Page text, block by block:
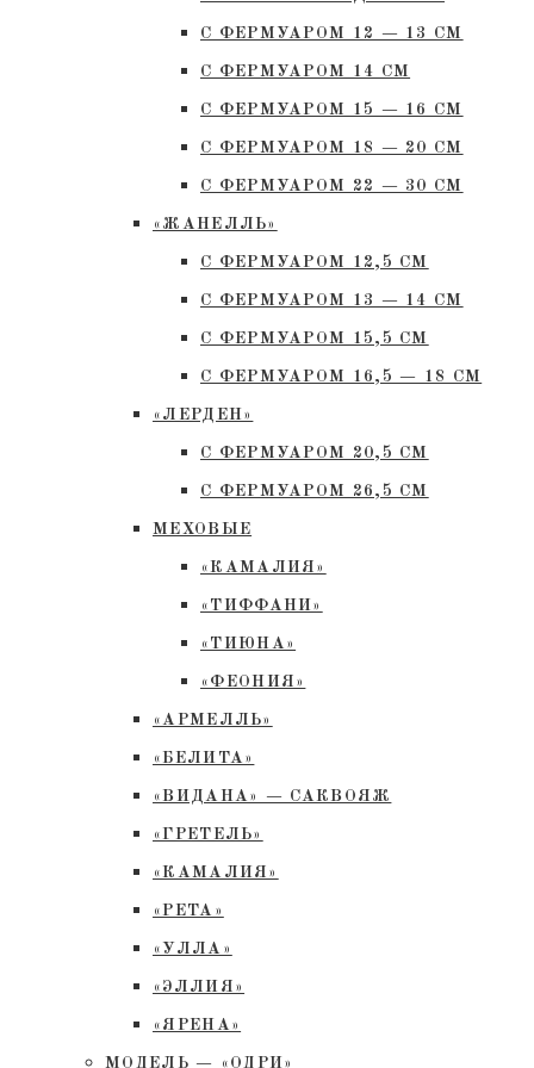
С ФЕРМУАРОМ 12 — 13 СМ
С ФЕРМУАРОМ 14 СМ
С ФЕРМУАРОМ 15 — 16 СМ
C ФЕРМУАРОМ 18 — 20 СМ
С ФЕРМУАРОМ 22 — 30 СМ
«ЖАНЕЛЛЬ»
С ФЕРМУАРОМ 12,5 СМ
С ФЕРМУАРОМ 13 — 14 СМ
С ФЕРМУАРОМ 15,5 СМ
С ФЕРМУАРОМ 16,5 — 18 СМ
«ЛЕРДЕН»
С ФЕРМУАРОМ 20,5 СМ
С ФЕРМУАРОМ 26,5 СМ
МЕХОВЫЕ
«КАМАЛИЯ»
«ТИФФАНИ»
«ТИЮНА»
«ФЕОНИЯ»
«АРМЕЛЛЬ»
«БЕЛИТА»
«ВИДАНА» — САКВОЯЖ
«ГРЕТЕЛЬ»
«КАМАЛИЯ»
«РЕТА»
«УЛЛА»
«ЭЛЛИЯ»
«ЯРЕНА»
МОДЕЛЬ — «ОДРИ»